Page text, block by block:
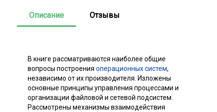
Описание Отзывы
В книге рассматриваются наиболее общие
вопросы построения операционных систем,
независимо от их производителя. Изложены
основные принципы управления процессами и
организации файловой и сетевой подсистем.
Рассмотрены механизмы взаимодействия